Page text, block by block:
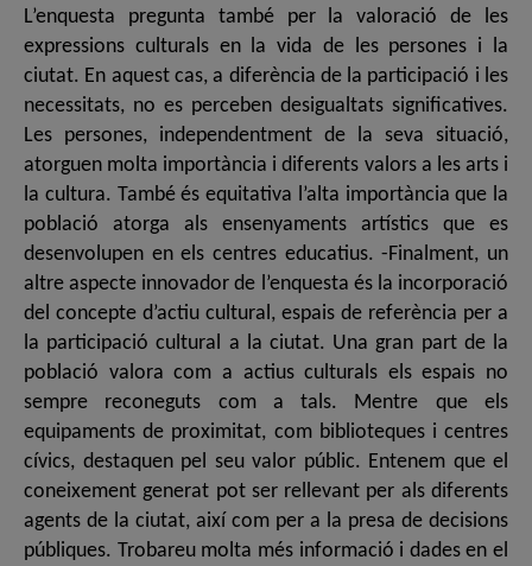
L’enquesta pregunta també per la valoració de les
expressions culturals en la vida de les persones i la
ciutat. En aquest cas, a diferència de la participació i les
necessitats, no es perceben desigualtats significatives.
Les persones, independentment de la seva situació,
atorguen molta importància i diferents valors a les arts i
la cultura. També és equitativa l’alta importància que la
població atorga als ensenyaments artístics que es
desenvolupen en els centres educatius. -Finalment, un
altre aspecte innovador de l’enquesta és la incorporació
del concepte d’actiu cultural, espais de referència per a
la participació cultural a la ciutat. Una gran part de la
població valora com a actius culturals els espais no
sempre reconeguts com a tals. Mentre que els
equipaments de proximitat, com biblioteques i centres
cívics, destaquen pel seu valor públic. Entenem que el
coneixement generat pot ser rellevant per als diferents
agents de la ciutat, així com per a la presa de decisions
públiques. Trobareu molta més informació i dades en el